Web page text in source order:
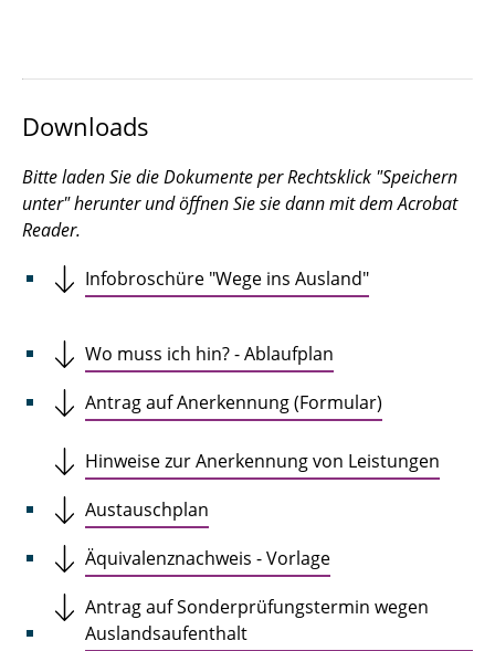
Downloads
Bitte laden Sie die Dokumente per Rechtsklick "Speichern
unter" herunter und öffnen Sie sie dann mit dem Acrobat
Reader.
Infobroschüre "Wege ins Ausland"
Wo muss ich hin? - Ablaufplan
Antrag auf Anerkennung (Formular)
Hinweise zur Anerkennung von Leistungen
Austauschplan
Äquivalenznachweis - Vorlage
Antrag auf Sonderprüfungstermin wegen
Auslandsaufenthalt